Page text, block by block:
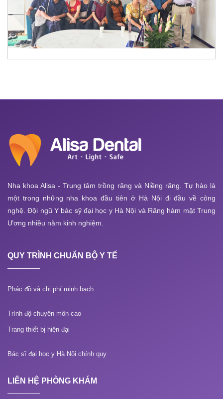
Nha khoa Alisa - Trung tâm trồng răng và Niềng răng. Tự hào là
một trong những nha khoa đầu tiên ở Hà Nội đi đầu về công
nghệ. Đội ngũ Y bác sỹ đại học y Hà Nội và Răng hàm mặt Trung
Ương nhiều năm kinh nghiệm.
QUY TRÌNH CHUẨN BỘ Y TẾ
Phác đồ và chi phí minh bạch
Trình độ chuyên môn cao
Trang thiết bị hiện đại
Bác sĩ đại học y Hà Nội chính quy
LIÊN HỆ PHÒNG KHÁM